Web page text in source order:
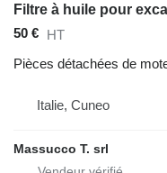
Filtre à huile pour
50 € HT
Pièces détachées de
Italie, Cuneo
Massucco T. srl